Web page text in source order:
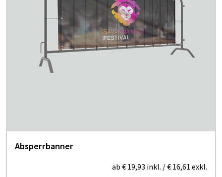
Absperrbanner
ab € 19,93 inkl. /€ 16,61 exkl.